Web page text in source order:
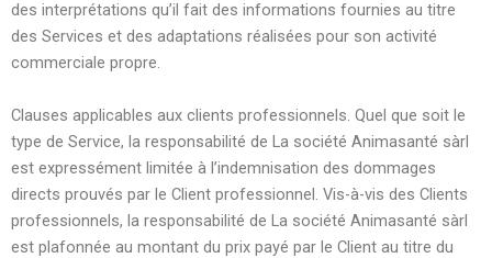
des interprétations qu’il fait des informations fournies au titre
des Services et des adaptations réalisées pour son activité
commerciale propre.
Clauses applicables aux clients professionnels. Quel que soit le
type de Service, la responsabilité de La société Animasanté sàrl
est expressément limitée à l’indemnisation des dommages
directs prouvés par le Client professionnel. Vis-à-vis des Clients
professionnels, la responsabilité de La société Animasanté sàrl
est plafonnée au montant du prix payé par le Client au titre du